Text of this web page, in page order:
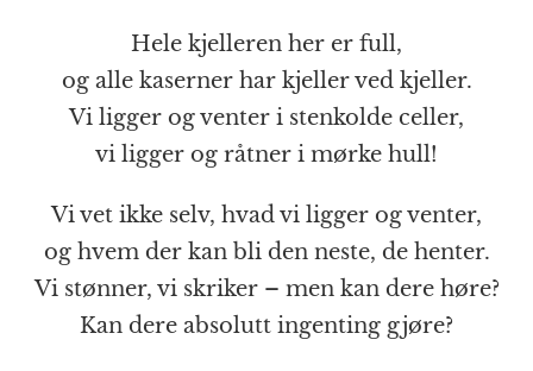
Hele kjelleren her er full,
og alle kaserner har kjeller ved kjeller.
Vi ligger og venter i stenkolde celler,
vi ligger og råtner i mørke hull!
Vi vet ikke selv, hvad vi ligger og venter,
og hvem der kan bli den neste, de henter.
Vi stønner, vi skriker – men kan dere høre?
Kan dere absolutt ingenting gjøre?